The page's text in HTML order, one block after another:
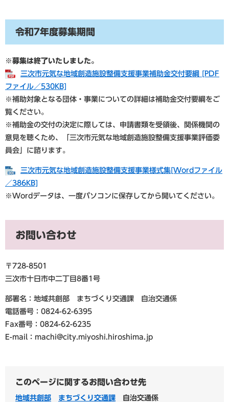
令和7年度募集期間
※募集は終了いたしました。
三次市元気な地域創造施設整備支援事業補助金交付要綱 [PDF
ファイル／530KB]
※補助対象となる団体・事業についての詳細は補助金交付要綱をご
覧ください。
※補助金の交付の決定に際しては、申請書類を受領後、関係機関の
意見を聴くため、「三次市元気な地域創造施設整備支援事業評価委
員会」に諮ります。
三次市元気な地域創造施設整備支援事業様式集[Wordファイル
／386KB]
※Wordデータは、一度パソコンに保存してから開いてください。
お問い合わせ
〒728-8501
三次市十日市中二丁目8番1号
部署名：地域共創部 まちづくり交通課 自治交通係
電話番号：0824-62-6395
Fax番号：0824-62-6235
E-mail：machi@city.miyoshi.hiroshima.jp
このページに関するお問い合わせ先
地域共創部 まちづくり交通課
自治交通係